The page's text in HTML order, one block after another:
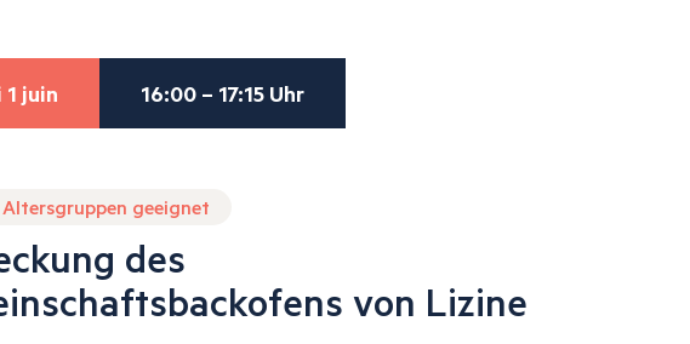
juin 16:00 – 17:15 Uhr
geeignet
des
von Lizine